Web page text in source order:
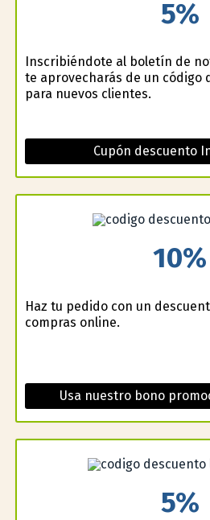
5%
Inscribiéndote al boletín de
te aprovecharás de un código
para nuevos clientes.
Cupón descuento
10%
Haz tu pedido con un
compras online.
Usa nuestro bono
5%